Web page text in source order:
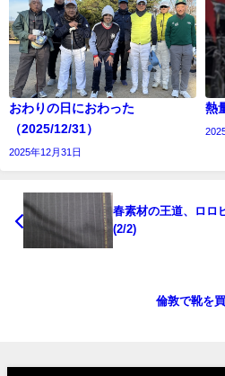
おわりの日におわった
（2025/12/31）
2025年12月31日
熱
春素材の王道、ロロ
(2/2)
倫敦で靴を